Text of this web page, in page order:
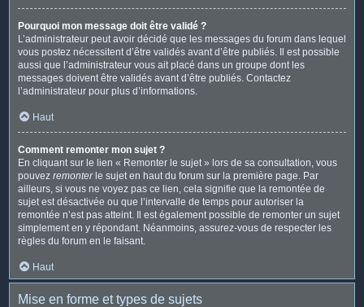
Pourquoi mon message doit être validé ?
L’administrateur peut avoir décidé que les messages du forum dans lequel
vous postez nécessitent d’être validés avant d’être publiés. Il est possible
aussi que l’administrateur vous ait placé dans un groupe dont les
messages doivent être validés avant d’être publiés. Contactez
l’administrateur pour plus d’informations.
Haut
Comment remonter mon sujet ?
En cliquant sur le lien « Remonter le sujet » lors de sa consultation, vous
pouvez remonterle sujet en haut du forum sur la première page. Par
ailleurs, si vous ne voyez pas ce lien, cela signifie que la remontée de
sujet est désactivée ou que l’intervalle de temps pour autoriser la
remontée n’est pas atteint. Il est également possible de remonter un sujet
simplement en y répondant. Néanmoins, assurez-vous de respecter les
règles du forum en le faisant.
Haut
Mise en forme et types de sujets